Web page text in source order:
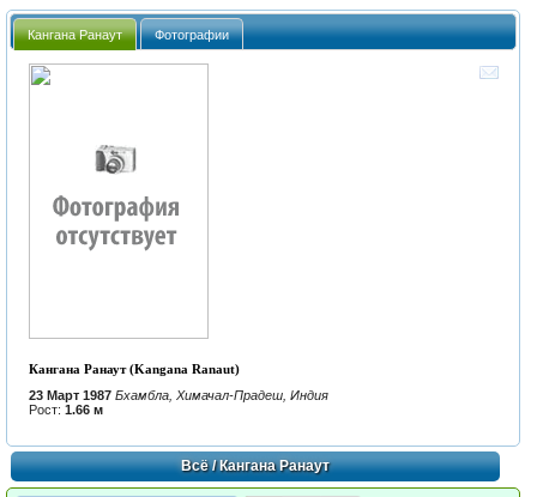
Кангана Ранаут Фотографии
Кангана Ранаут (Kangana Ranaut)
23 Март 1987 Бхамбла, Химачал-Прадеш, Индия
Рост: 1.66 м
Всё/ Кангана Ранаут